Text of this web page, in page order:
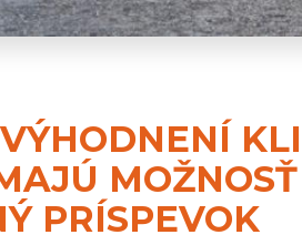
MOŽNOSŤ
PRÍSPEVOK